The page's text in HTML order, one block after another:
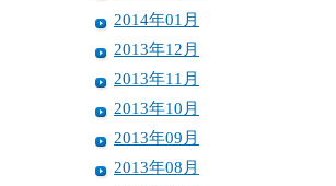
2014年01月
2013年12月
2013年11月
2013年10月
2013年09月
2013年08月